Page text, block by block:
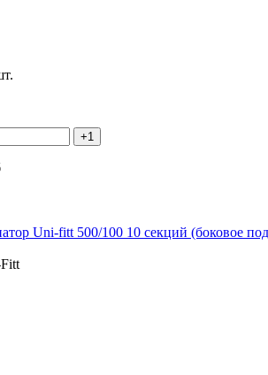
+1
Uni-fitt 500/100 10 секций (боковое